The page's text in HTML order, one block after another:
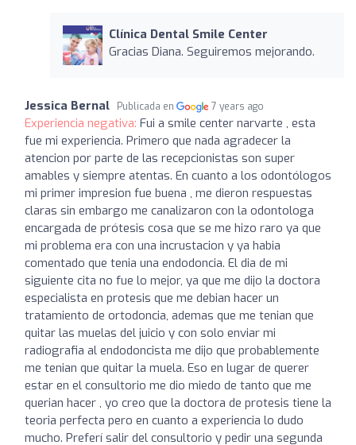
Clínica Dental Smile Center
Gracias Diana. Seguiremos mejorando.
Jessica Bernal Publicada en 7 years ago
Experiencia negativa: Fui a smile center narvarte , esta
fue mi experiencia. Primero que nada agradecer la
atencion por parte de las recepcionistas son super
amables y siempre atentas. En cuanto a los odontólogos
mi primer impresion fue buena , me dieron respuestas
claras sin embargo me canalizaron con la odontologa
encargada de prótesis cosa que se me hizo raro ya que
mi problema era con una incrustacion y ya habia
comentado que tenia una endodoncia. El dia de mi
siguiente cita no fue lo mejor, ya que me dijo la doctora
especialista en protesis que me debian hacer un
tratamiento de ortodoncia, ademas que me tenian que
quitar las muelas del juicio y con solo enviar mi
radiografia al endodoncista me dijo que probablemente
me tenian que quitar la muela. Eso en lugar de querer
estar en el consultorio me dio miedo de tanto que me
querian hacer , yo creo que la doctora de protesis tiene la
teoria perfecta pero en cuanto a experiencia lo dudo
mucho. Preferí salir del consultorio y pedir una segunda